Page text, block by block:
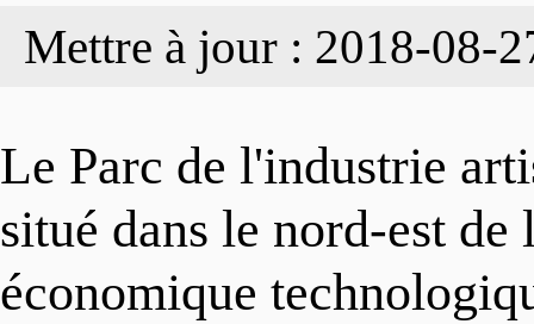
Organisation
Gallerie
Actualités
Focus
Infographies
INDUSTRIES
ENTREPRISES
PARCS
Mettre à jour : 2018-08-
Le Parc de l'industrie
situé dans le nord-est
économique